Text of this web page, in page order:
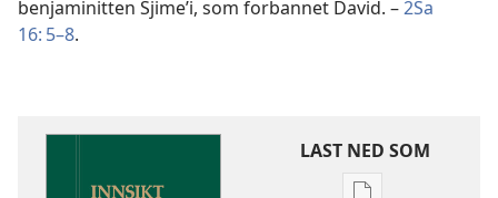
benjaminitten Sjime’i, som forbannet David. –2Sa
16: 5–8.
LAST NED SOM